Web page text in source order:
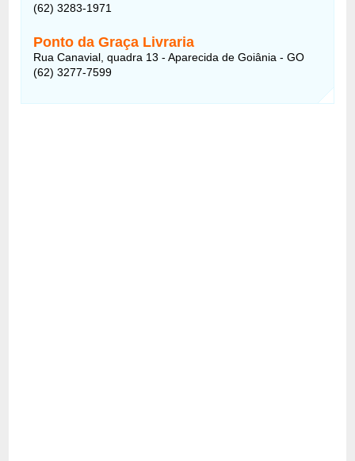
(62) 3283-1971
Ponto da Graça Livraria
Rua Canavial, quadra 13 - Aparecida de Goiânia - GO
(62) 3277-7599